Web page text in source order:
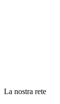
La nostra rete